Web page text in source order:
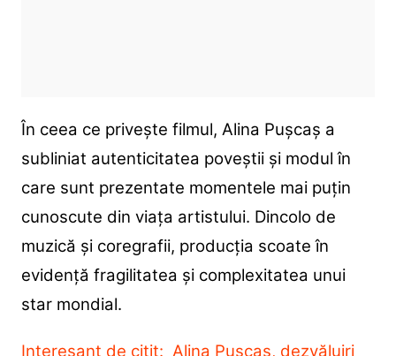
În ceea ce privește filmul, Alina Pușcaș a
subliniat autenticitatea poveștii și modul în
care sunt prezentate momentele mai puțin
cunoscute din viața artistului. Dincolo de
muzică și coregrafii, producția scoate în
evidență fragilitatea și complexitatea unui
star mondial.
Interesant de citit: Alina Pușcaș, dezvăluiri